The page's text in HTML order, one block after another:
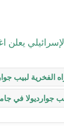
الإسرائيلي
الفخرية لبيب
جوارديولا في